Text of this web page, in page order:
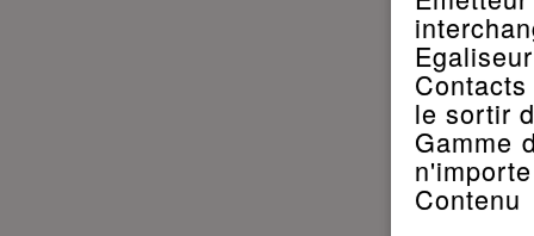
le sortir
Gamme
Contenu